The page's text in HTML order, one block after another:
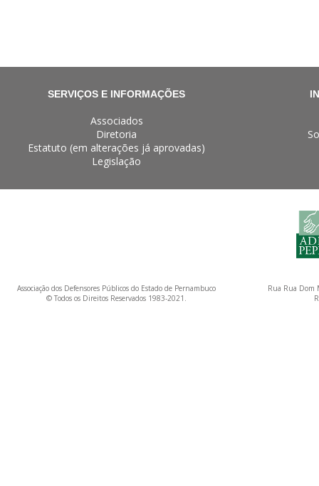
SERVIÇOS E INFORMAÇÕES
Associados
Diretoria
Estatuto (em alterações já aprovadas)
Legislação
Associação dos Defensores Públicos do Estado de Pernambuco
© Todos os Direitos Reservados 1983-2021.
Rua Rua Dom